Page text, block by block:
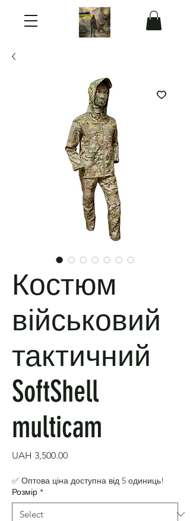
Костюм
військовий
тактичний
SoftShell
multicam
UAH 3,500.00Price
✅ Оптова ціна доступна від 5 одиниць!
Розмір *